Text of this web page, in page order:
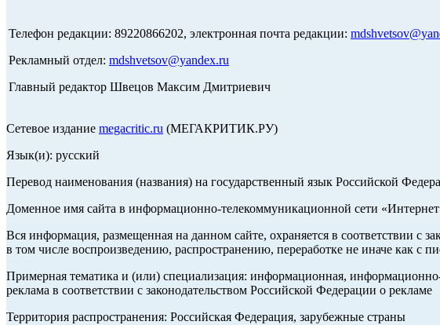
Телефон редакции: 89220866202, электронная почта редакции:
Рекламный отдел: mdshvetsov@yandex.ru
Главный редактор Швецов Максим Дмитриевич
Сетевое издание megacritic.ru (МЕГАКРИТИК.РУ)
Язык(и): русский
Перевод наименования (названия) на государственный язык Российской
Доменное имя сайта в информационно-телекоммуникационной сети
Вся информация, размещенная на данном сайте, охраняется в соответствии с
в том числе воспроизведению, распространению, переработке не иначе как с
Примерная тематика и (или) специализация: информационная, информационно-
реклама в соответствии с законодательством Российской Федерации о рекламе
Территория распространения: Российская Федерация, зарубежные страны